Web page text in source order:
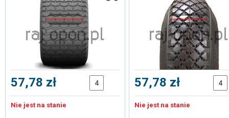
57,78 zł
Nie jest na stanie
57,78 zł
Nie jest na stanie